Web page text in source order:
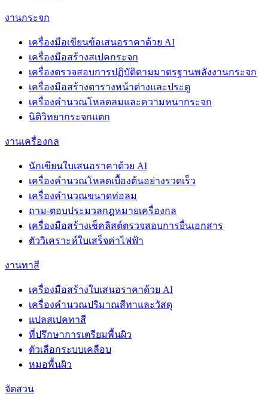
งานกระจก
เครื่องมือเขียนข้อเสนอราคาด้วย AI
เครื่องมือสร้างสเปคกระจก
เครื่องตรวจสอบการปฏิบัติตามมาตรฐานพลังงานกระจก
เครื่องมือสร้างตารางหน้าต่างและประตู
เครื่องคำนวณโหลดลมและความหนากระจก
นิติวิทยากระจกแตก
งานเครื่องกล
นักเขียนใบเสนอราคาด้วย AI
เครื่องคำนวณโหลดเบื้องต้นอย่างรวดเร็ว
เครื่องคำนวณขนาดท่อลม
ถาม-ตอบประมวลกฎหมายเครื่องกล
เครื่องมือสร้างเช็คลิสต์ตรวจสอบการยื่นเอกสาร
ตัววิเคราะห์ใบเสร็จค่าไฟฟ้า
งานทาสี
เครื่องมือสร้างใบเสนอราคาด้วย AI
เครื่องคำนวณปริมาณสีทาและวัสดุ
แปลสเปคทาสี
ที่ปรึกษาการเตรียมพื้นผิว
ตัวเลือกระบบเคลือบ
หมอพื้นผิว
จัดสวน